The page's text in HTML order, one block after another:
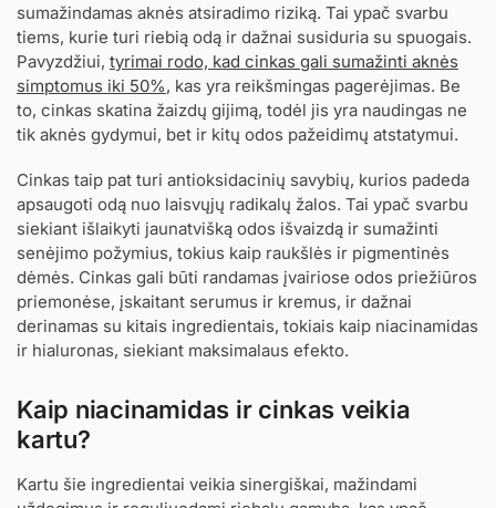
sumažindamas aknės atsiradimo riziką. Tai ypač svarbu
tiems, kurie turi riebią odą ir dažnai susiduria su spuogais.
Pavyzdžiui, tyrimai rodo, kad cinkas gali sumažinti aknės
simptomus iki 50%, kas yra reikšmingas pagerėjimas. Be
to, cinkas skatina žaizdų gijimą, todėl jis yra naudingas ne
tik aknės gydymui, bet ir kitų odos pažeidimų atstatymui.
Cinkas taip pat turi antioksidacinių savybių, kurios padeda
apsaugoti odą nuo laisvųjų radikalų žalos. Tai ypač svarbu
siekiant išlaikyti jaunatvišką odos išvaizdą ir sumažinti
senėjimo požymius, tokius kaip raukšlės ir pigmentinės
dėmės. Cinkas gali būti randamas įvairiose odos priežiūros
priemonėse, įskaitant serumus ir kremus, ir dažnai
derinamas su kitais ingredientais, tokiais kaip niacinamidas
ir hialuronas, siekiant maksimalaus efekto.
Kaip niacinamidas ir cinkas veikia
kartu?
Kartu šie ingredientai veikia sinergiškai, mažindami